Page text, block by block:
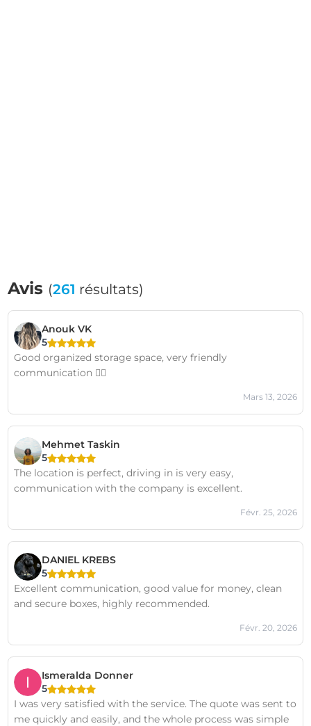
Avis (261 résultats)
Anouk VK
5
Good organized storage space, very friendly
communication 👍🏻
Mars 13, 2026
Mehmet Taskin
5
The location is perfect, driving in is very easy,
communication with the company is excellent.
Févr. 25, 2026
DANIEL KREBS
5
Excellent communication, good value for money, clean
and secure boxes, highly recommended.
Févr. 20, 2026
Ismeralda Donner
5
I was very satisfied with the service. The quote was sent to
me quickly and easily, and the whole process was simple